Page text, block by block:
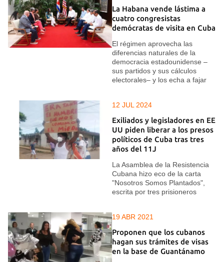
La Habana vende lástima a
cuatro congresistas
demócratas de visita en Cuba
El régimen aprovecha las
diferencias naturales de la
democracia estadounidense –
sus partidos y sus cálculos
electorales– y los echa a fajar
12 JUL 2024
Exiliados y legisladores en EE
UU piden liberar a los presos
políticos de Cuba tras tres
años del 11J
La Asamblea de la Resistencia
Cubana hizo eco de la carta
"Nosotros Somos Plantados",
escrita por tres prisioneros
19 ABR 2021
Proponen que los cubanos
hagan sus trámites de visas
en la base de Guantánamo